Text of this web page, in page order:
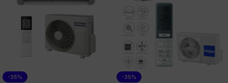
-35%
-35%